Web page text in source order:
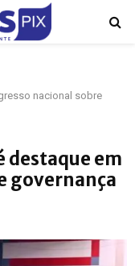
nacional sobre
destaque em
governança